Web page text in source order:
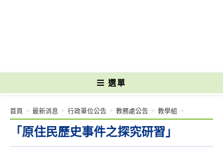
選單
「原住民歷史事件之探究研習」
首頁 > 最新消息 > 行政單位公告 > 教務處公告 > 教學組 >